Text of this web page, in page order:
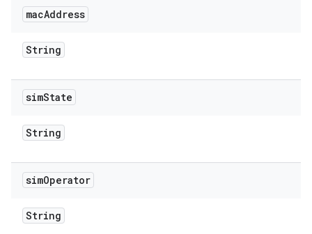
macAddress
String
simState
String
simOperator
String